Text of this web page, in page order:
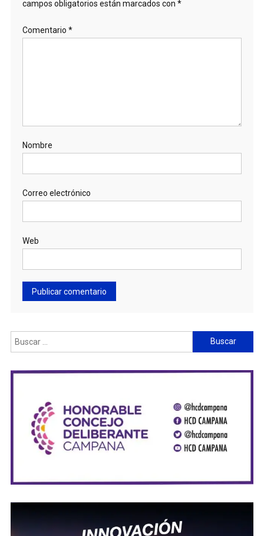
campos obligatorios están marcados con *
Comentario *
Nombre
Correo electrónico
Web
Buscar: